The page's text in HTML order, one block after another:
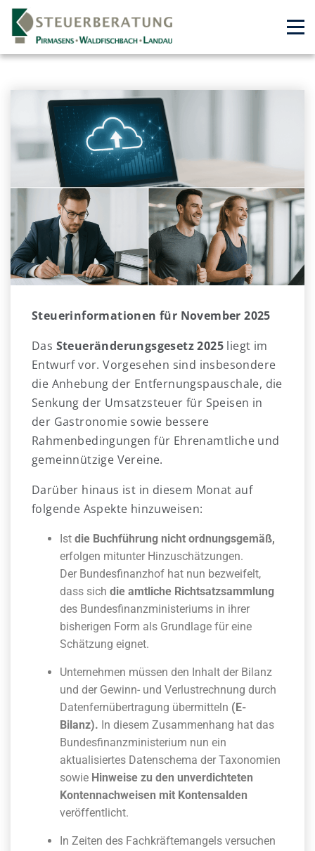
Steuerinformationen für November 2025
Das Steueränderungsgesetz 2025 liegt im
Entwurf vor. Vorgesehen sind insbesondere
die Anhebung der Entfernungspauschale, die
Senkung der Umsatzsteuer für Speisen in
der Gastronomie sowie bessere
Rahmenbedingungen für Ehrenamtliche und
gemeinnützige Vereine.
Darüber hinaus ist in diesem Monat auf
folgende Aspekte hinzuweisen:
Ist die Buchführung nicht ordnungsgemäß,
erfolgen mitunter Hinzuschätzungen.
Der Bundesfinanzhof hat nun bezweifelt,
dass sich die amtliche Richtsatzsammlung
des Bundesfinanzministeriums in ihrer
bisherigen Form als Grundlage für eine
Schätzung eignet.
Unternehmen müssen den Inhalt der Bilanz
und der Gewinn- und Verlustrechnung durch
Datenfernübertragung übermitteln (E-
Bilanz). In diesem Zusammenhang hat das
Bundesfinanzministerium nun ein
aktualisiertes Datenschema der Taxonomien
sowie Hinweise zu den unverdichteten
Kontennachweisen mit Kontensalden
veröffentlicht.
In Zeiten des Fachkräftemangels versuchen